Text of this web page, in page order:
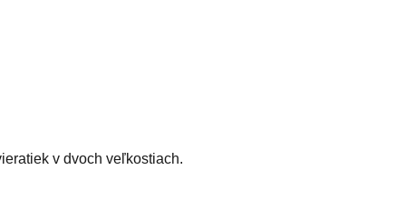
v dvoch veľkostiach.